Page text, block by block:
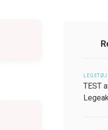
LEGETØJ
TEST